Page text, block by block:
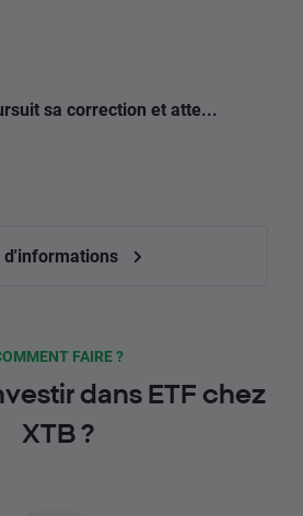
sa correction et atte...
d'informations
FAIRE ?
dans ETF chez
XTB ?